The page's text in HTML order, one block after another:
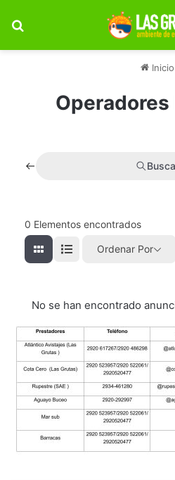
Inicio
0 Elementos encontrados
Ordenar Por
No se han encontrado